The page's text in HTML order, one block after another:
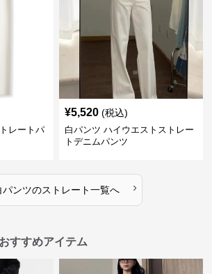
レートパ
¥5,520 (税込)
白パンツ ハイウエストストレー
トデニムパンツ
パンツのストレート一覧へ ›
すすめアイテム